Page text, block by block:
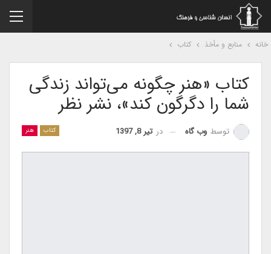
منابع و مأخذ کتاب
کتاب «هنر چگونه می‌تواند زندگی
شما را دگرگون کند»، نشر نظر
کتاب هنر توسطوب گاه درتیر 8, 1397